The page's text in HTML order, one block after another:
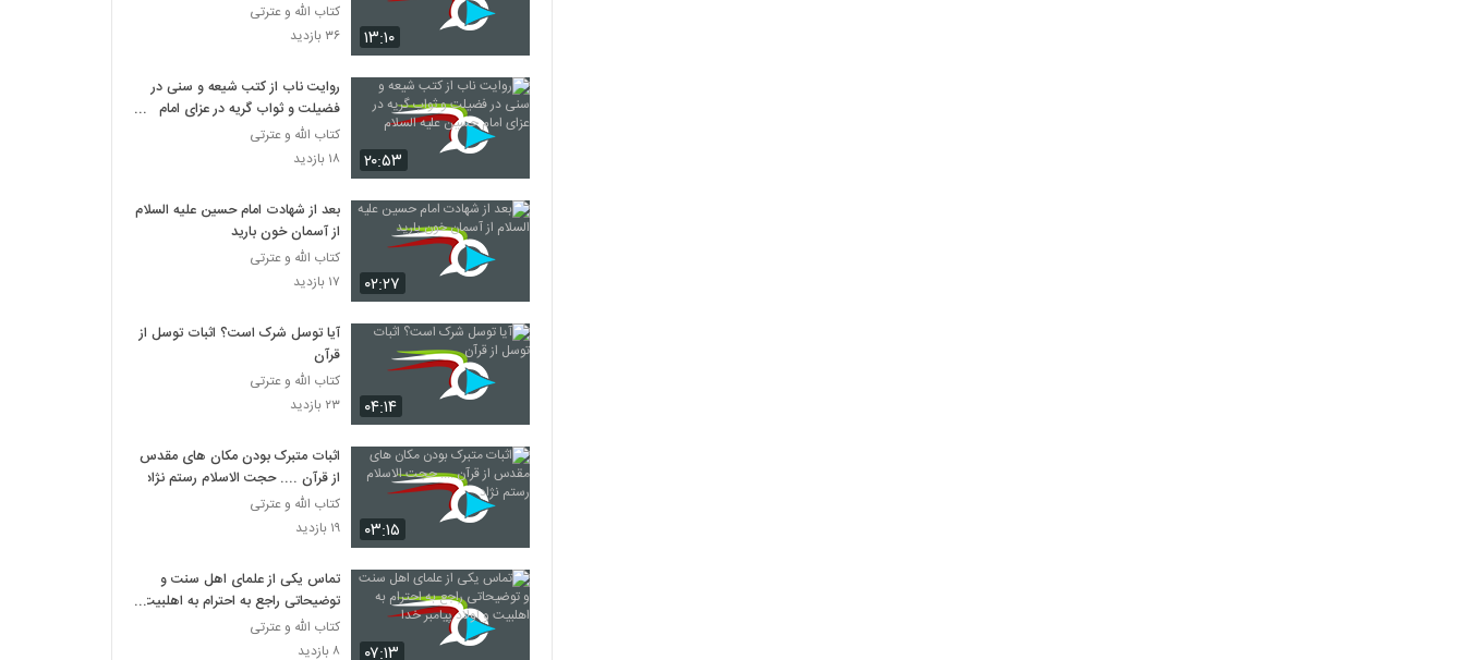
۱۳:۱۰
کتاب الله و عترتی
۳۶ بازدید
۲۰:۵۳
روایت ناب از کتب شیعه و سنی در
فضیلت و ثواب گریه در عزای امام
حسین علیه السلام
کتاب الله و عترتی
۱۸ بازدید
۰۲:۲۷
بعد از شهادت امام حسین علیه السلام
از آسمان خون بارید
کتاب الله و عترتی
۱۷ بازدید
۰۴:۱۴
آیا توسل شرک است؟ اثبات توسل از
قرآن
کتاب الله و عترتی
۲۳ بازدید
۰۳:۱۵
اثبات متبرک بودن مکان های مقدس
از قرآن .... حجت الاسلام رستم نژاد
کتاب الله و عترتی
۱۹ بازدید
۰۷:۱۳
تماس یکی از علمای اهل سنت و
توضیحاتی راجع به احترام به اهلبیت
و اولاد پیامبر خدا
کتاب الله و عترتی
۸ بازدید